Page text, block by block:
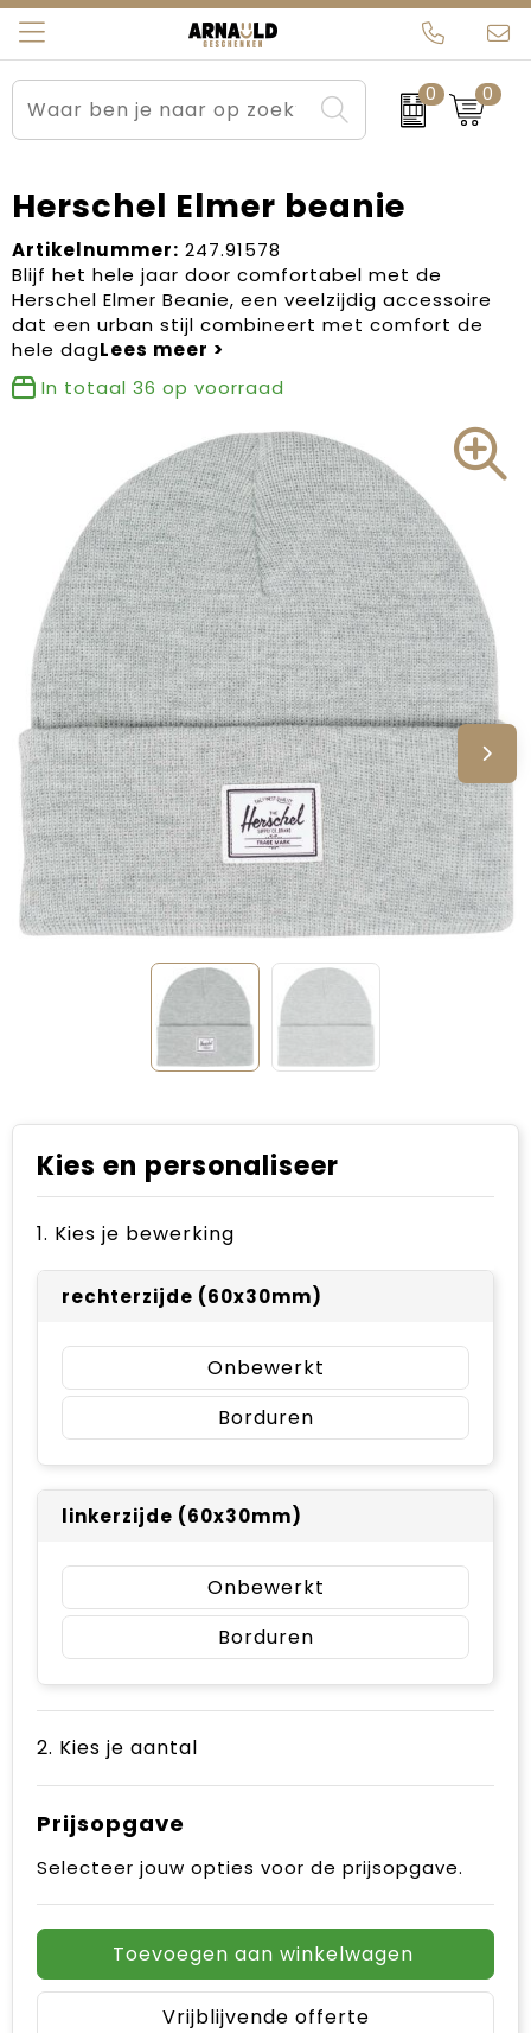
0 0
Relatiegeschenken
Sportkleding
Werkkleding
Kleding en textiel
Tassen
Beurs en Evenementen
Brievenbuspakketten
Carnaval
Dag van de Zorg
Kerstartikelen
Kraamcadeaus
Pasen
Sinterklaas
Verjaardagen
Voetbal, EK en WK
Voor de bouw
Zomergeschenken
Zomerpakketten
Arnauld Kerstpakketten
MijnEigenKadootje
Ons team
Contact
Blogs
Herschel Elmer beanie
Artikelnummer: 247.91578
Blijf het hele jaar door comfortabel met de
Herschel Elmer Beanie, een veelzijdig accessoire
dat een urban stijl combineert met comfort de
hele dag
In totaal 36 op voorraad
Kies en personaliseer
1. Kies je bewerking
rechterzijde (60x30mm)
Onbewerkt
Borduren
linkerzijde (60x30mm)
Onbewerkt
Borduren
2. Kies je aantal
Prijsopgave
Selecteer jouw opties voor de prijsopgave.
Toevoegen aan winkelwagen
Vrijblijvende offerte